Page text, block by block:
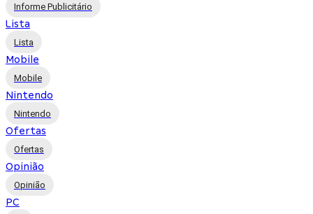
Informe Publicitário
Lista
Lista
Mobile
Mobile
Nintendo
Nintendo
Ofertas
Ofertas
Opinião
Opinião
PC